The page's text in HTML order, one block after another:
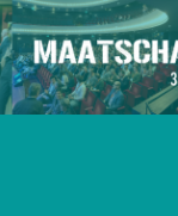
Overslaan
en
naar
de
inhoud
gaan